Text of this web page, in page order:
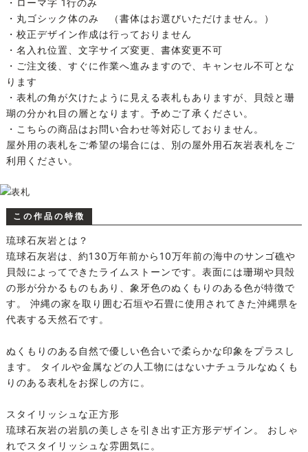
・ローマ字 1行のみ
・丸ゴシック体のみ （書体はお選びいただけません。）
・校正デザイン作成は行っておりません
・名入れ位置、文字サイズ変更、書体変更不可
・ご注文後、すぐに作業へ進みますので、キャンセル不可とな
ります
・表札の角が欠けたように見える表札もありますが、貝殻と珊
瑚の分かれ目の層となります。予めご了承ください。
・こちらの商品はお問い合わせ等対応しておりません。
屋外用の表札をご希望の場合には、別の屋外用石灰岩表札をご
利用ください。
この作品の特徴
琉球石灰岩とは？
琉球石灰岩は、約130万年前から10万年前の海中のサンゴ礁や
貝殻によってできたライムストーンです。表面には珊瑚や貝殻
の形が分かるものもあり、象牙色のぬくもりのある色が特徴で
す。 沖縄の家を取り囲む石垣や石畳に使用されてきた沖縄県を
代表する天然石です。
ぬくもりのある自然で優しい色合いで柔らかな印象をプラスし
ます。 タイルや金属などの人工物にはないナチュラルなぬくも
りのある表札をお探しの方に。
スタイリッシュな正方形
琉球石灰岩の岩肌の美しさを引き出す正方形デザイン。 おしゃ
れでスタイリッシュな雰囲気に。